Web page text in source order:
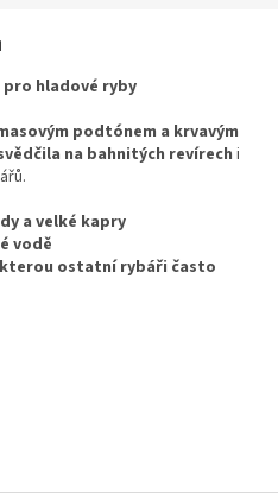
pro hladové ryby
podtónem a krvavým
na bahnitých revírech i
a velké kapry
vodě
ostatní rybáři často